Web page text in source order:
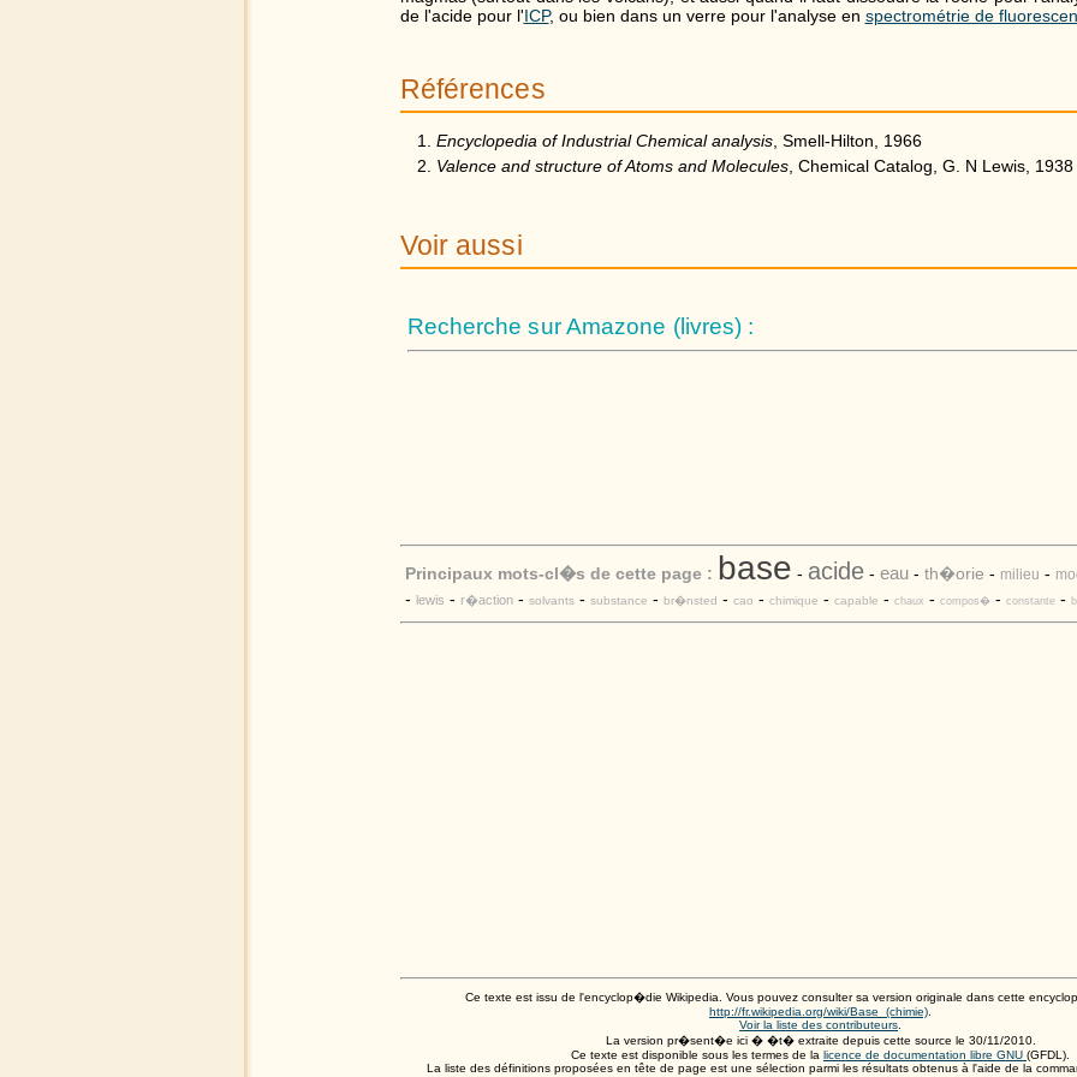
de l'acide pour l'ICP, ou bien dans un verre pour l'analyse en spectrométrie de
Références
Encyclopedia of Industrial Chemical analysis, Smell-Hilton, 1966
Valence and structure of Atoms and Molecules, Chemical Catalog, G. N Lewis, 1938
Voir aussi
Recherche sur Amazone (livres) :
Principaux mots-cl�s de cette page : base - acide- eau- th�orie - milieu -
- lewis - r�action- solvants- substance - br�nsted - cao - chimique - capable - chaux - compos� - constante-
Ce texte est issu de l'encyclop�die Wikipedia. Vous pouvez consulter sa version originale dans cette
http://fr.wikipedia.org/wiki/Base_(chimie).
Voir la liste des contributeurs.
La version pr�sent�e ici � �t� extraite depuis cette source le 30/11/2010.
Ce texte est disponible sous les termes de la licence de documentation libre GNU (GFDL).
La liste des définitions proposées en tête de page est une sélection parmi les résultats obtenus à l'aide de la